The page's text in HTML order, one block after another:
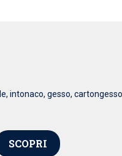
intonaco, gesso,
SCOPRI